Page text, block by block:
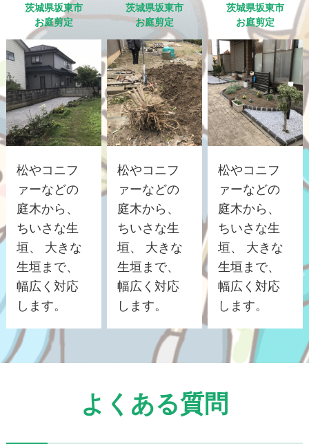
茨城県坂東市
お庭剪定
松やコニフ
ァーなどの
庭木から、
ちいさな生
垣、 大きな
生垣まで、
幅広く対応
します。
茨城県坂東市
お庭剪定
松やコニフ
ァーなどの
庭木から、
ちいさな生
垣、 大きな
生垣まで、
幅広く対応
します。
茨城県坂東市
お庭剪定
松やコニフ
ァーなどの
庭木から、
ちいさな生
垣、 大きな
生垣まで、
幅広く対応
します。
よくある質問